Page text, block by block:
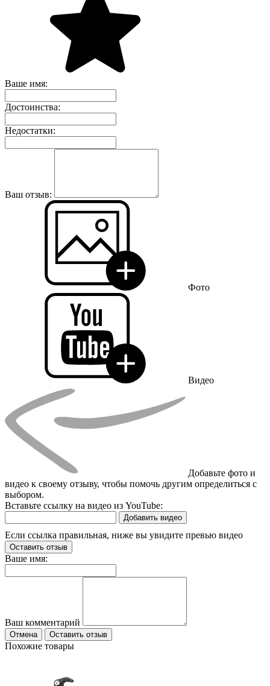
Ваше имя:
Достоинства:
Недостатки:
Ваш отзыв:
Фото
Видео
Добавьте фото и
видео к своему отзыву, чтобы помочь другим определиться с
выбором.
Вставьте ссылку на видео из YouTube:
Добавить видео
Если ссылка правильная, ниже вы увидите превью видео
Оставить отзыв
Ваше имя:
Ваш комментарий
Отмена Оставить отзыв
Похожие товары